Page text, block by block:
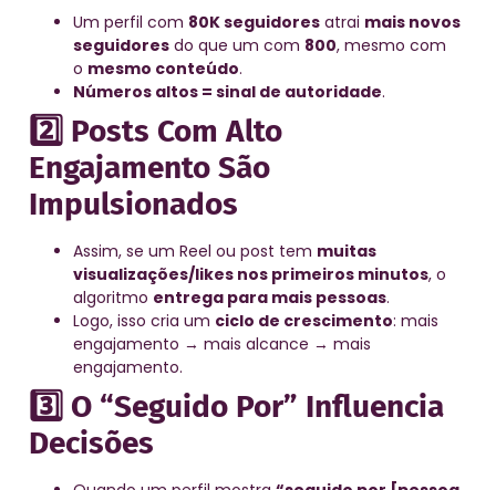
Um perfil com 80K seguidores atrai mais novos
seguidores do que um com 800, mesmo com
o mesmo conteúdo.
Números altos = sinal de autoridade.
2️⃣ Posts Com Alto
Engajamento São
Impulsionados
Assim, se um Reel ou post tem muitas
visualizações/likes nos primeiros minutos, o
algoritmo entrega para mais pessoas.
Logo, isso cria um ciclo de crescimento: mais
engajamento → mais alcance → mais
engajamento.
3️⃣ O “Seguido Por” Influencia
Decisões